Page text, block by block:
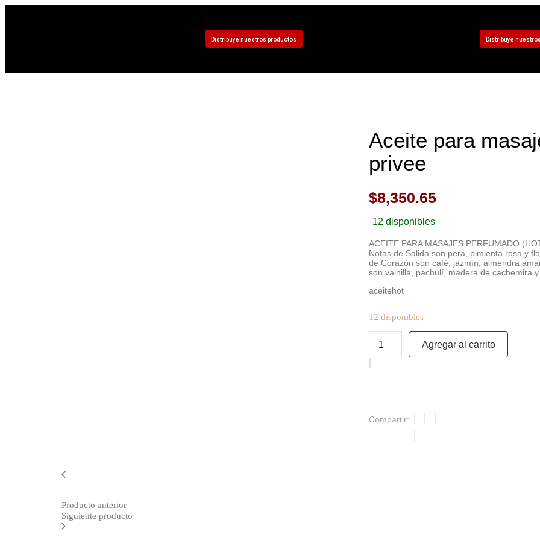
Distribuye nuestros productos Distribuye
Aceite para
privee
$8,350.65
12 disponibles
ACEITE PARA MASAJES PERFUMADO
Notas de Salida son pera, pimienta rosa y
de Corazón son café, jazmín, almendra
son vainilla, pachulí, madera de cachemira y
aceitehot
12 disponibles
Agregar al carrito
Compartir:
Producto anterior
Siguiente producto